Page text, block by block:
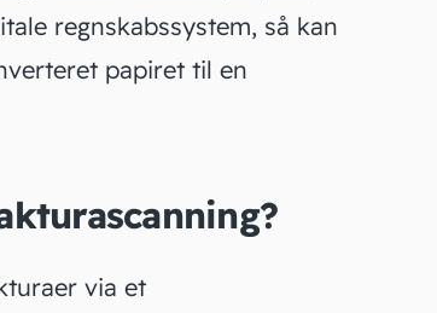
regnskabssystem, så kan
papiret til en
via et